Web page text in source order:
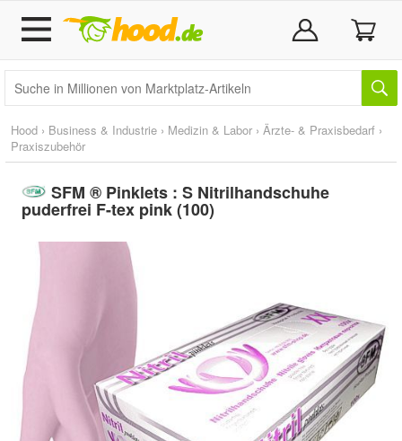
Hood › Business & Industrie › Medizin & Labor › Ärzte- & Praxisbedarf ›
Praxiszubehör
SFM ® Pinklets : S Nitrilhandschuhe
puderfrei F-tex pink (100)